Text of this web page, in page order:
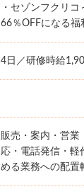
・セゾンフクリ
66％OFFになる福
4日／研修時給
販売・案内・営業
応・電話発信・軽
める業務への配置